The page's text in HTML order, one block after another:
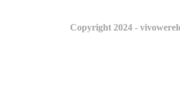
Copyright 2024 -